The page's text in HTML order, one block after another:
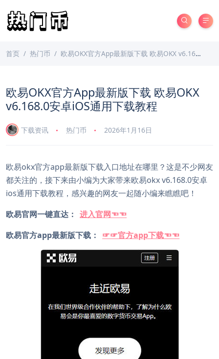
首页 热门币 欧易OKX官方App最新版下载 欧易OKX v6.168.0安卓iOS通用下载教程
欧易OKX官方App最新版下载 欧易OKX
v6.168.0安卓iOS通用下载教程
下载资讯 热门币 2026年1月16日
欧易okx官方app最新版下载入口地址在哪里？这是不少网友
都关注的，接下来由小编为大家带来欧易okx v6.168.0安卓
ios通用下载教程，感兴趣的网友一起随小编来瞧瞧吧！
欧易官网一键直达： 进入官网☜☜
欧易官方app最新版下载：
☞☞官方app下载☜☜